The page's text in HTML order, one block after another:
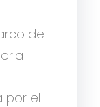
de
por el